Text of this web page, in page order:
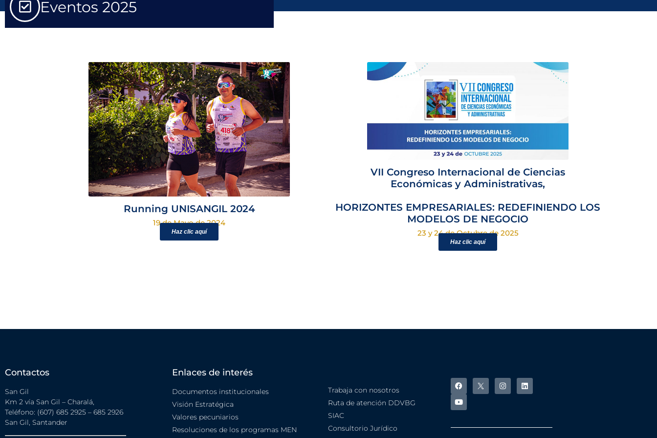
Eventos 2025
Running UNISANGIL 2024
19 de Mayo de 2024
Haz clic aquí
VII Congreso Internacional de Ciencias
Económicas y Administrativas,
HORIZONTES EMPRESARIALES: REDEFINIENDO LOS
MODELOS DE NEGOCIO
23 y 24 de Octubre de 2025
Haz clic aquí
Contactos
San Gil
Km 2 vía San Gil – Charalá,
Teléfono: (607) 685 2925 – 685 2926
San Gil, Santander
Enlaces de interés
Documentos institucionales
Visión Estratégica
Valores pecuniarios
Resoluciones de los programas MEN
Trabaja con nosotros
Ruta de atención DDVBG
SIAC
Consultorio Jurídico